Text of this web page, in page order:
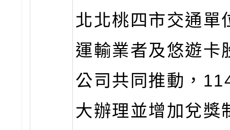
北北桃四市交通單
運輸業者及悠遊卡
公司共同推動，
大辦理並增加兌獎